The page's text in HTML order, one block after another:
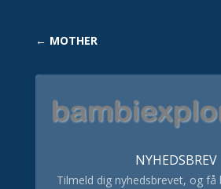
← MOTHER
NYHEDSBREV
Tilmeld dig nyhedsbrevet, og få